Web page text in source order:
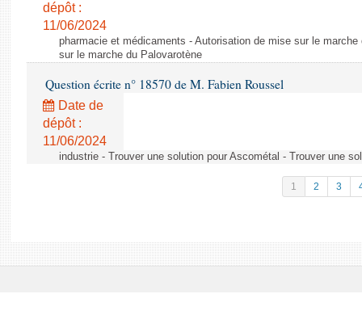
dépôt :
11/06/2024
pharmacie et médicaments - Autorisation de mise sur le
sur le marche du Palovarotène
Question écrite n° 18570 de M. Fabien Roussel
Date de
dépôt :
11/06/2024
industrie - Trouver une solution pour Ascométal - Trouver une
1 2 3